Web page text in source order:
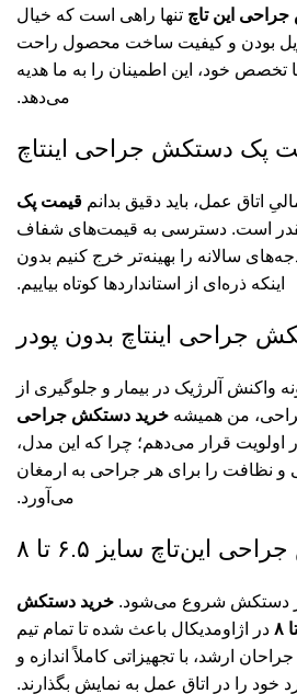
این‌ تاچ تنها راهی است که خیال
بودن و کیفیت ساخت محصول راحت
تخصص خود، این اطمینان را به ما هدیه
می‌دهد.
پک دستکش جراحی اینتاچ
اتاق عمل، باید دقیق بدانم قیمت پک
است. دسترسی به قیمت‌های شفاف
سالانه را بهینه‌تر خرج کنیم بدون
اینکه ذره‌ای از استانداردها کوتاه بیاییم.
جراحی اینتاچ بدون پودر
واکنش آلرژیک در بیمار و جلوگیری از
من همیشه خرید دستکش جراحی
اولویت قرار می‌دهم؛ چرا که این مدل،
و نظافت را برای هر جراحی به ارمغان
می‌آورد.
این‌تاچ سایز ۶.۵ تا ۸
دستکش شروع می‌شود. خرید دستکش
در اژاومدیکال باعث شده تا تمام تیم
ارشد، با تجهیزاتی کاملاً اندازه و
خود را در اتاق عمل به نمایش بگذارند.